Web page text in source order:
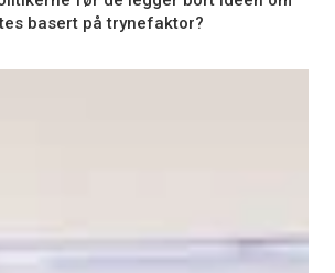
basert på trynefaktor?
eller som de har samlet inn fra din bruk av
Personvernerklæring